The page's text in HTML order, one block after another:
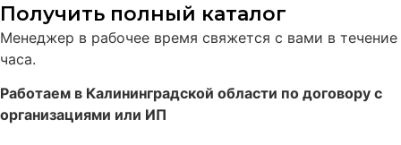
Получить полный каталог
Менеджер в рабочее время свяжется с вами в течение
часа.
Работаем в Калининградской области по договору с
организациями или ИП